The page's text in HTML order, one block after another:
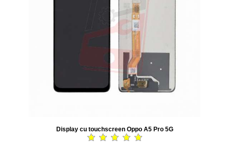
Display cu touchscreen Oppo A5 Pro 5G